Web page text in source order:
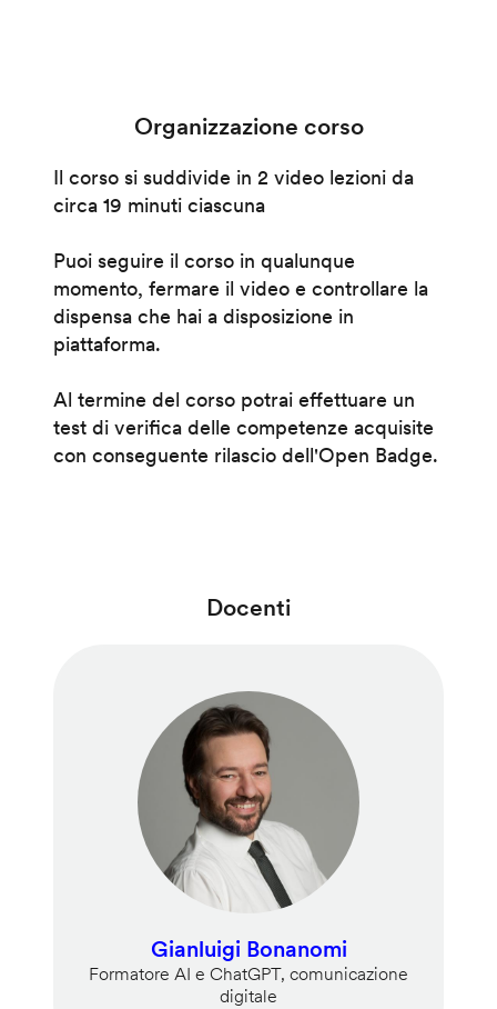
Organizzazione corso
Il corso si suddivide in 2 video lezioni da
circa 19 minuti ciascuna
Puoi seguire il corso in qualunque
momento, fermare il video e controllare la
dispensa che hai a disposizione in
piattaforma.
Al termine del corso potrai effettuare un
test di verifica delle competenze acquisite
con conseguente rilascio dell'Open Badge.
Docenti
Gianluigi Bonanomi
Formatore AI e ChatGPT, comunicazione
digitale